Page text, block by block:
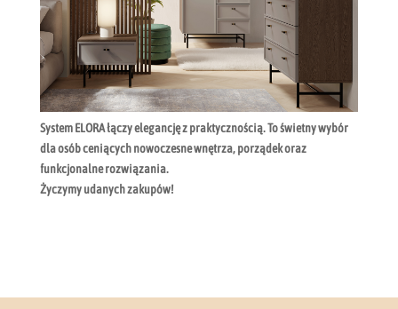
System ELORA łączy elegancję z praktycznością. To świetny wybór
dla osób ceniących nowoczesne wnętrza, porządek oraz
funkcjonalne rozwiązania.
Życzymy udanych zakupów!